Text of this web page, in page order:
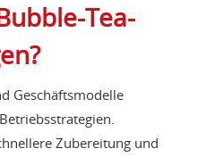
Tea-
Geschäftsmodelle
Zubereitung und